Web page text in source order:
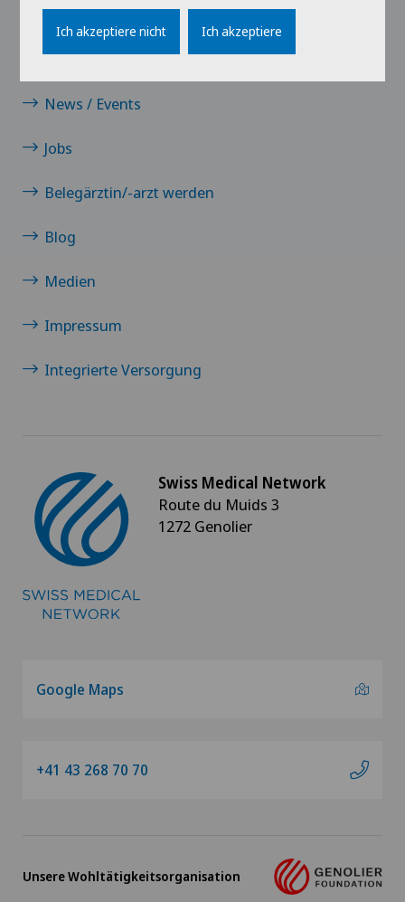
Clinica Ars Medica
Clinica Sant Anna
Clinique de Genolier
Clinique de Montchoisi
Clinique de Valère
Genolier Innovation Hub SA
Genolier Management + Services
Genolier Patient Services
Ladies Permanence Stadelhofen
Privatklinik Belair
Links
Kontakt
News / Events
Jobs
Belegärztin/-arzt werden
Blog
Medien
Impressum
Integrierte Versorgung
Swiss Medical Network
Route du Muids 3
1272 Genolier
Google Maps
+41 43 268 70 70
Unsere Wohltätigkeitsorganisation
Ich akzeptiere nicht Ich akzeptiere